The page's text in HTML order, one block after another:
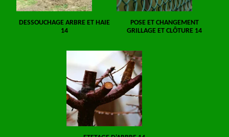
DESSOUCHAGE ARBRE ET HAIE
14
POSE ET CHANGEMENT
GRILLAGE ET CLÔTURE 14